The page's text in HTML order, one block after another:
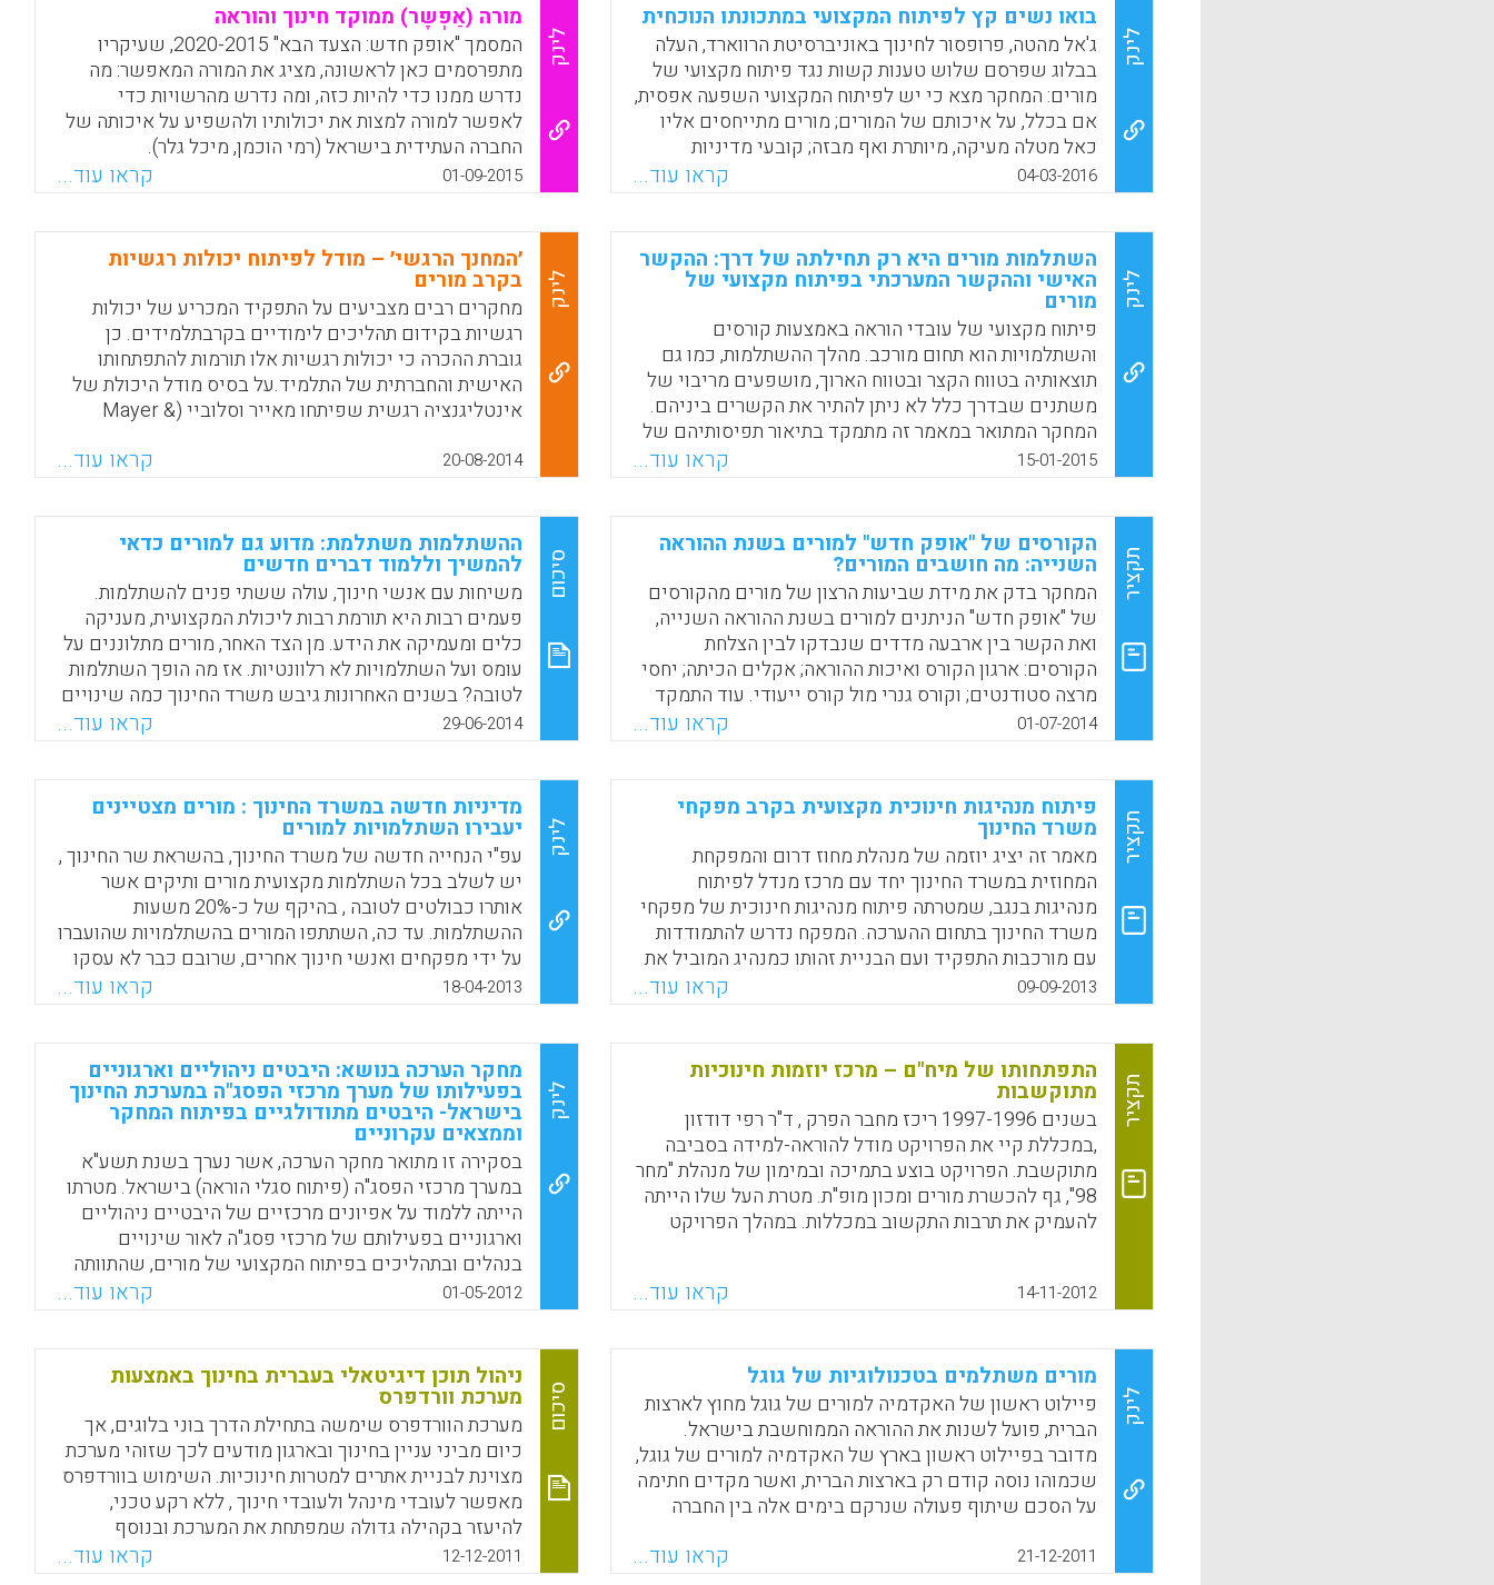
לינק
בואו נשים קץ לפיתוח המקצועי במתכונתו הנוכחית
ג'אל מהטה, פרופסור לחינוך באוניברסיטת הרווארד, העלה
בבלוג שפרסם שלוש טענות קשות נגד פיתוח מקצועי של
מורים: המחקר מצא כי יש לפיתוח המקצועי השפעה אפסית,
אם בכלל, על איכותם של המורים; מורים מתייחסים אליו
כאל מטלה מעיקה, מיותרת ואף מבזה; קובעי מדיניות
מתנגדים להוציא כספים על פיתוח מקצועי משום שאין לו
תוצאות מוכחות. לפיכך, לטענת מהטה עלינו לשים קץ
לפיתוח המקצועי במתכונתו הנוכחית. תחת זאת, יש להנהיג
למידה מקצועית בהובלת מורים.
WhatsApp
Facebook
Email
X
04-03-2016 קראו עוד...
לינק
מורה (אַפְשָר) ממוקד חינוך והוראה
המסמך "אופק חדש: הצעד הבא" 2020-2015, שעיקריו
מתפרסמים כאן לראשונה, מציג את המורה המאפשר: מה
נדרש ממנו כדי להיות כזה, ומה נדרש מהרשויות כדי
לאפשר למורה למצות את יכולותיו ולהשפיע על איכותה של
החברה העתידית בישראל (רמי הוכמן, מיכל גלר).
WhatsApp
Facebook
Email
X 01-09-2015 קראו עוד...
לינק
השתלמות מורים היא רק תחילתה של דרך: ההקשר
האישי וההקשר המערכתי בפיתוח מקצועי של
מורים
פיתוח מקצועי של עובדי הוראה באמצעות קורסים
והשתלמויות הוא תחום מורכב. מהלך ההשתלמות, כמו גם
תוצאותיה בטווח הקצר ובטווח הארוך, מושפעים מריבוי של
משתנים שבדרך כלל לא ניתן להתיר את הקשרים ביניהם.
המחקר המתואר במאמר זה מתמקד בתיאור תפיסותיהם של
משתלמים את איכות הקורסים שהשתתפו בהם ואת תרומת
הקורסים להתפתחותם המקצועית. המחקר מזהה משתנים
המשפיעים ישירות ובעקיפין על תפיסות אלו (שלומית
אבדור).
WhatsApp
Facebook
Email
X
15-01-2015 קראו עוד...
לינק
׳המחנך הרגשי׳ – מודל לפיתוח יכולות רגשיות
בקרב מורים
מחקרים רבים מצביעים על התפקיד המכריע של יכולות
רגשיות בקידום תהליכים לימודיים בקרבתלמידים. כן
גוברת ההכרה כי יכולות רגשיות אלו תורמות להתפתחותו
האישית והחברתית של התלמיד.על בסיס מודל היכולת של
אינטליגנציה רגשית שפיתחו מאייר וסלוביי (Mayer &
במטרה לשפר ולהעצים את יכולותיהם הרגשיות.
דרךהתנסות, תאוריה ותיאורי מקרה הרחיבו המורים את
יכולתם לזהות, להבין ולווסת רגש וכן להשתמש
בובסיטואציות חינוכיות (מירב חן, עדי שרעבי-נוב).
WhatsApp
Facebook
Email
X
20-08-2014 קראו עוד...
תקציר
הקורסים של "אופק חדש" למורים בשנת ההוראה
השנייה: מה חושבים המורים?
המחקר בדק את מידת שביעות הרצון של מורים מהקורסים
של "אופק חדש" הניתנים למורים בשנת ההוראה השנייה,
ואת הקשר בין ארבעה מדדים שנבדקו לבין הצלחת
הקורסים: ארגון הקורס ואיכות ההוראה; אקלים הכיתה; יחסי
מרצה סטודנטים; וקורס גנרי מול קורס ייעודי. עוד התמקד
המחקר בתפיסת ההבדלים בין הקורסים הללו ובין קורסי
הסטאז' הניתנים בשנת ההוראה הראשונה (צפי טימור).
WhatsApp
Facebook
Email
X
01-07-2014 קראו עוד...
סיכום
ההשתלמות משתלמת: מדוע גם למורים כדאי
להמשיך וללמוד דברים חדשים
משיחות עם אנשי חינוך, עולה ששתי פנים להשתלמות.
פעמים רבות היא תורמת רבות ליכולת המקצועית, מעניקה
כלים ומעמיקה את הידע. מן הצד האחר, מורים מתלוננים על
עומס ועל השתלמויות לא רלוונטיות. אז מה הופך השתלמות
לטובה? בשנים האחרונות גיבש משרד החינוך כמה שינויים
בתחום. אחד הבולטים שבהם הוא העברת מוקד הפיתוח
המקצועי לתוך בתי הספר והקפדה על גמישות פדגוגית
שתכליתה לתפור חליפה אישית לכל עובד הוראה, כחלק
מצוות (לימור דומב).
WhatsApp
Facebook
Email
X
29-06-2014 קראו עוד...
תקציר
פיתוח מנהיגות חינוכית מקצועית בקרב מפקחי
משרד החינוך
מאמר זה יציג יוזמה של מנהלת מחוז דרום והמפקחת
המחוזית במשרד החינוך יחד עם מרכז מנדל לפיתוח
מנהיגות בנגב, שמטרתה פיתוח מנהיגות חינוכית של מפקחי
משרד החינוך בתחום ההערכה. המפקח נדרש להתמודדות
עם מורכבות התפקיד ועם הבניית זהותו כמנהיג המוביל את
ניהול הביצועים של המסגרות החינוכיות שבאחריותו. לצורך
מילוי תפקידו הוא נדרש לפיתוח ידע, כשרים ומיומנויות כדי
להתמודד עם קשת התפקודים השונים לניהול ביצועים
כ"מנחה", כ"בקר איכות – מעריך", כ"וסת" וכ"מאפשר"
המקדם מיקוד במטרות, בתהליכים ובתוצאות מעודדות
צמיחה ומצוינות ( סמדר בן אשר).
WhatsApp
Facebook
Email
X
09-09-2013 קראו עוד...
לינק
מדיניות חדשה במשרד החינוך : מורים מצטיינים
יעבירו השתלמויות למורים
עפ"י הנחייה חדשה של משרד החינוך, בהשראת שר החינוך ,
יש לשלב בכל השתלמות מקצועית מורים ותיקים אשר
אותרו כבולטים לטובה , בהיקף של כ-20% משעות
ההשתלמות. עד כה, השתתפו המורים בהשתלמויות שהועברו
על ידי מפקחים ואנשי חינוך אחרים, שרובם כבר לא עסקו
בהוראה בפועל שנים רבות. יצוין כי גם בעבר היו מקרים
בודדים ולפיהם מורים מצטיינים העבירו השתלמויות
מקצועיות אך בצורה אקראית ונקודתית, וכעת נועדה ההנחיה
החדשה לספק פלטפורמה שבמסגרתה יוכלו מורים ותיקים
ומצטיינים להעביר את הידע שלהם למורים אחרים ( מיכל
רשף) .
WhatsApp
Facebook
Email
X
18-04-2013 קראו עוד...
תקציר
התפתחותו של מיח"ם – מרכז יוזמות חינוכיות
מתוקשבות
בשנים 1997-1996 ריכז מחבר הפרק , ד"ר רפי דודזון
,במכללת קיי את הפרויקט מודל להוראה-למידה בסביבה
מתוקשבת. הפרויקט בוצע בתמיכה ובמימון של מנהלת "מחר
98", גף להכשרת מורים ומכון מופ"ת. מטרת העל שלו הייתה
להעמיק את תרבות התקשוב במכללות. במהלך הפרויקט
ביולוגיה, פיזיקה, מדעי כדור הארץ וחינוך. מודל העבודה
הצוות למודל שייקרא לימים "מודל קיי"; מודל
קונסטרוקטיביסטי, גמיש ופתוח להטמעת סביבה מתוקשבת
בהוראה ולמידה. בנוגע ללמידה של הסטודנטים, כחלק
מעבודת הצוות פותח מודל קונסטרוקטיביסטי ללמידת חקר
בסביבה מתוקשבת ( דודזון, רפי).
WhatsApp
Facebook
Email
X
14-11-2012 קראו עוד...
לינק
מחקר הערכה בנושא: היבטים ניהוליים וארגוניים
בפעילותו של מערך מרכזי הפסג"ה במערכת החינוך
בישראל- היבטים מתודולגיים בפיתוח המחקר
וממצאים עקרוניים
בסקירה זו מתואר מחקר הערכה, אשר נערך בשנת תשע"א
במערך מרכזי הפסג"ה (פיתוח סגלי הוראה) בישראל. מטרתו
הייתה ללמוד על אפיונים מרכזיים של היבטיים ניהוליים
וארגוניים בפעילותם של מרכזי פסג"ה לאור שינויים
בנהלים ובתהליכים בפיתוח המקצועי של מורים, שהתוותה
רפורמת "אופק חדש"-שינויים שהשפיעו מיד על אופי
הפעילות של מרכזי פסג"ה ועל היקפה (שלומית אבדור ,
2012).
WhatsApp
Facebook
Email
X
01-05-2012 קראו עוד...
לינק
מורים משתלמים בטכנולוגיות של גוגל
פיילוט ראשון של האקדמיה למורים של גוגל מחוץ לארצות
הברית, פועל לשנות את ההוראה הממוחשבת בישראל.
מדובר בפיילוט ראשון בארץ של האקדמיה למורים של גוגל,
שכמוהו נוסה קודם רק בארצות הברית, ואשר מקדים חתימה
על הסכם שיתוף פעולה שנרקם בימים אלה בין החברה
הממוחשבת בישראל. "יש הבדל של שמיים וארץ בין מה
21-12-2011 קראו עוד...
סיכום
ניהול תוכן דיגיטאלי בעברית בחינוך באמצעות
מערכת וורדפרס
מערכת הוורדפרס שימשה בתחילת הדרך בוני בלוגים, אך
כיום מביני עניין בחינוך ובארגון מודעים לכך שזוהי מערכת
מצוינת לבניית אתרים למטרות חינוכיות. השימוש בוורדפרס
מאפשר לעובדי מינהל ולעובדי חינוך , ללא רקע טכני,
להיעזר בקהילה גדולה שמפתחת את המערכת ובנוסף
המערכת מעניקה פתרון מצוין לקידום אתרים, נוחות
השימוש, אפשרויות העלאת תמונות שילוב של וידאו ועוד.
12-12-2011 קראו עוד...